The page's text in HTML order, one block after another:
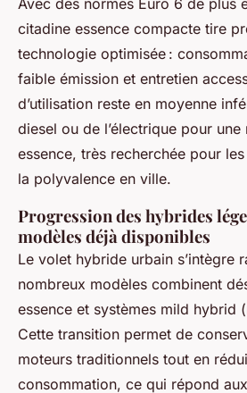
citadine essence compacte tire
technologie optimisée :
faible émission et entretien
d’utilisation reste en moyenne
diesel ou de l’électrique pour
essence, très recherchée pour
la polyvalence en ville.
Progression des hybrides
modèles déjà disponibles
Le volet hybride urbain s’intègre
nombreux modèles combinent
essence et systèmes mild hybrid
Cette transition permet de
moteurs traditionnels tout en
consommation, ce qui répond